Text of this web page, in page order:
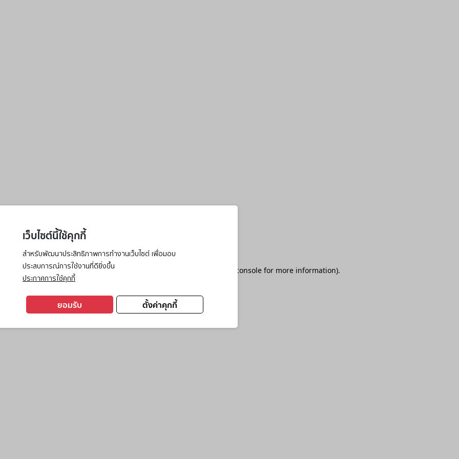
เว็บไซต์นี้ใช้คุกกี้
สำหรับพัฒนาประสิทธิภาพการทำงานเว็บไซต์ เพื่อมอบ
ประสบการณ์การใช้งานที่ดียิ่งขึ้น
ประกาศการใช้คุกกี้
ตั้งค่าคุกกี้
ยอมรับ
has occurred while loading browser console for more information).